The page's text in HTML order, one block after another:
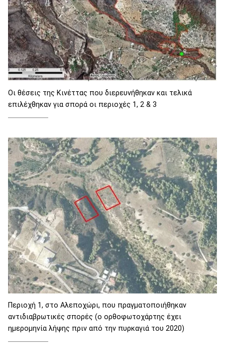
Οι θέσεις της Κινέττας που διερευνήθηκαν και τελικά
επιλέχθηκαν για σπορά οι περιοχές 1, 2 & 3
Περιοχή 1, στο Αλεποχώρι, που πραγματοποιήθηκαν
αντιδιαβρωτικές σπορές (ο ορθοφωτοχάρτης έχει
ημερομηνία λήψης πριν από την πυρκαγιά του 2020)